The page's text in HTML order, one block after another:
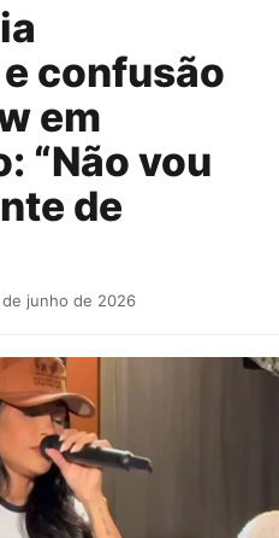
confusão
em
“Não vou
de
junho de 2026